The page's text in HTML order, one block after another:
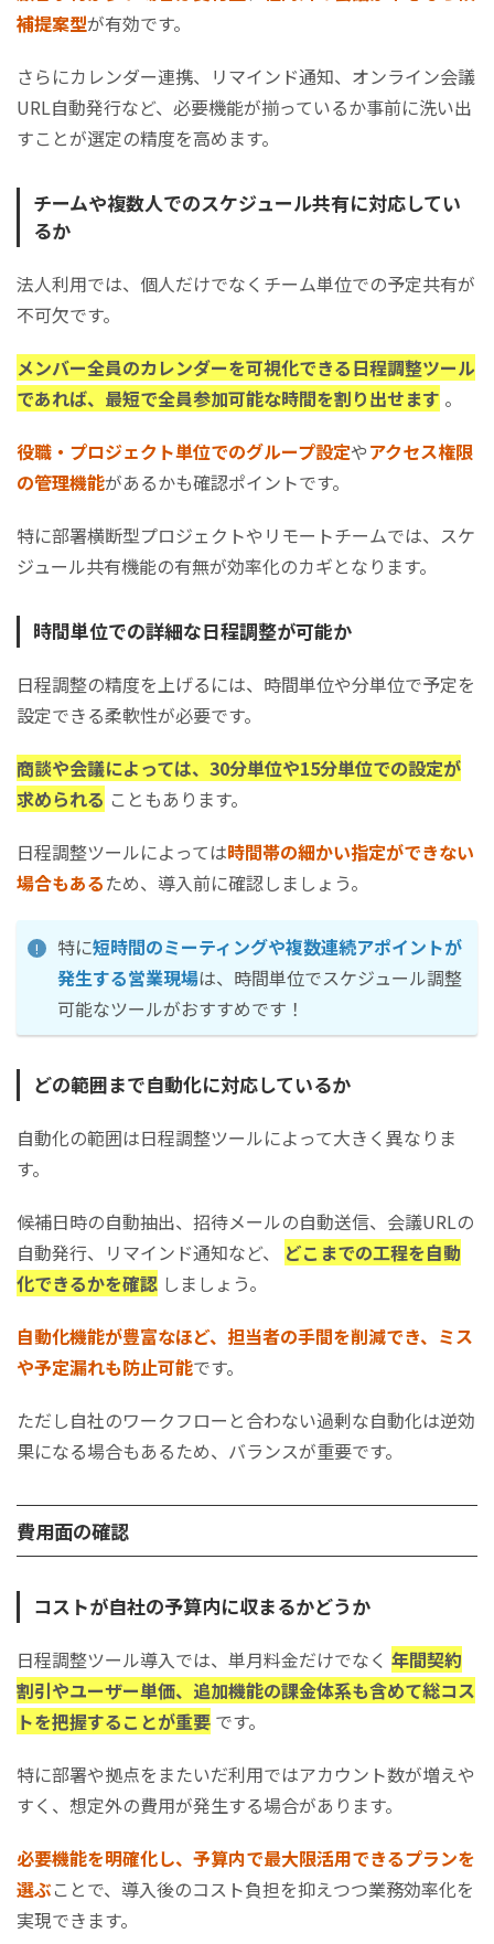
補提案型が有効です。
さらにカレンダー連携、リマインド通知、オンライン会議
URL自動発行など、必要機能が揃っているか事前に洗い出
すことが選定の精度を高めます。
チームや複数人でのスケジュール共有に対応してい
るか
法人利用では、個人だけでなくチーム単位での予定共有が
不可欠です。
メンバー全員のカレンダーを可視化できる日程調整ツール
であれば、最短で全員参加可能な時間を割り出せます 。
役職・プロジェクト単位でのグループ設定やアクセス権限
の管理機能があるかも確認ポイントです。
特に部署横断型プロジェクトやリモートチームでは、スケ
ジュール共有機能の有無が効率化のカギとなります。
時間単位での詳細な日程調整が可能か
日程調整の精度を上げるには、時間単位や分単位で予定を
設定できる柔軟性が必要です。
商談や会議によっては、30分単位や15分単位での設定が
求められる こともあります。
日程調整ツールによっては時間帯の細かい指定ができない
場合もあるため、導入前に確認しましょう。
特に短時間のミーティングや複数連続アポイントが
発生する営業現場は、時間単位でスケジュール調整
可能なツールがおすすめです！
どの範囲まで自動化に対応しているか
自動化の範囲は日程調整ツールによって大きく異なりま
す。
候補日時の自動抽出、招待メールの自動送信、会議URLの
自動発行、リマインド通知など、 どこまでの工程を自動
化できるかを確認 しましょう。
自動化機能が豊富なほど、担当者の手間を削減でき、ミス
や予定漏れも防止可能です。
ただし自社のワークフローと合わない過剰な自動化は逆効
果になる場合もあるため、バランスが重要です。
費用面の確認
コストが自社の予算内に収まるかどうか
日程調整ツール導入では、単月料金だけでなく 年間契約
割引やユーザー単価、追加機能の課金体系も含めて総コス
トを把握することが重要 です。
特に部署や拠点をまたいだ利用ではアカウント数が増えや
すく、想定外の費用が発生する場合があります。
必要機能を明確化し、予算内で最大限活用できるプランを
選ぶことで、導入後のコスト負担を抑えつつ業務効率化を
実現できます。